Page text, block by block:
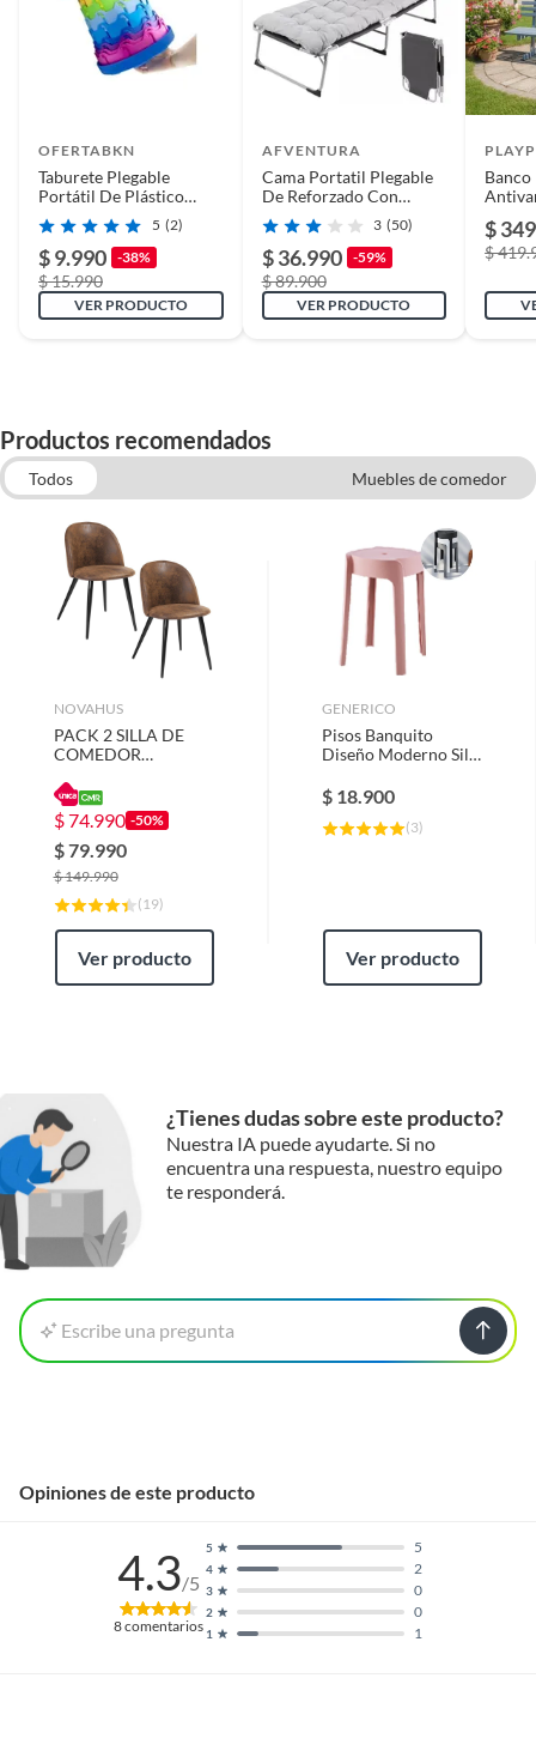
OFERTABKN
Taburete Plegable
Portátil De Plástico
Retráctil Silla
5 (2)
$ 9.990 -38%
$ 15.990
VER PRODUCTO
AFVENTURA
Cama Portatil Plegable
De Reforzado Con
Colchon Desmontable
3 (50)
$ 36.990 -59%
$ 89.900
VER PRODUCTO
Banco
$
$
Productos recomendados
Todos
Muebles de comedor
Sillas y sillones de terraza
Pisos y sillas de bar
Muebles
Asientos para Ducha Reposeras
NOVAHUS
PACK 2 SILLA DE
COMEDOR
$74.990 -50%
$79.990
$149.990
( 19)
Ver producto
GENERICO
Pisos Banquito
Diseño Moderno Silla
$ 18.900
(3)
Ver producto
¿Tienes dudas sobre este producto?
Nuestra IA puede ayudarte. Si no
encuentra una respuesta, nuestro equipo
te responderá.
Escribe una pregunta
Opiniones de este producto
4.3/5
8comentarios 1 1
2 0
3 0
4 2
5 5